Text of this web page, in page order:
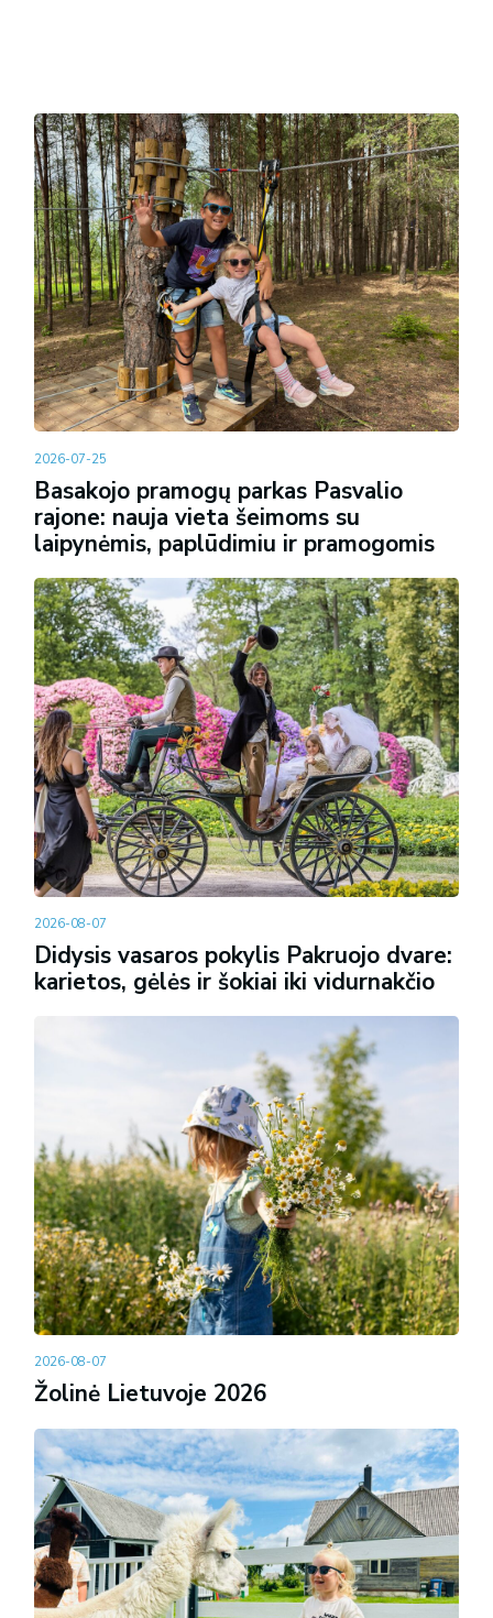
2026-07-25
Basakojo pramogų parkas Pasvalio
rajone: nauja vieta šeimoms su
laipynėmis, paplūdimiu ir pramogomis
2026-08-07
Didysis vasaros pokylis Pakruojo dvare:
karietos, gėlės ir šokiai iki vidurnakčio
2026-08-07
Žolinė Lietuvoje 2026